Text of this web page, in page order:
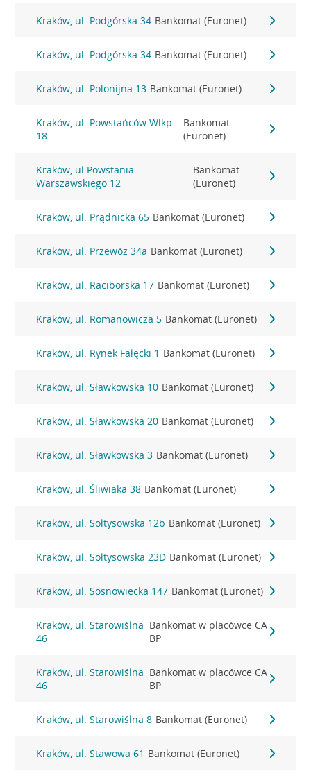
Kraków, ul. Podgórska 34 Bankomat (Euronet)
Kraków, ul. Podgórska 34 Bankomat (Euronet)
Kraków, ul. Polonijna 13 Bankomat (Euronet)
Kraków, ul. Powstańców Wlkp.
18
Bankomat
(Euronet)
Kraków, ul.Powstania
Warszawskiego 12
Bankomat
(Euronet)
Kraków, ul. Prądnicka 65 Bankomat (Euronet)
Kraków, ul. Przewóz 34a Bankomat (Euronet)
Kraków, ul. Raciborska 17 Bankomat (Euronet)
Kraków, ul. Romanowicza 5 Bankomat (Euronet)
Kraków, ul. Rynek Fałęcki 1 Bankomat (Euronet)
Kraków, ul. Sławkowska 10 Bankomat (Euronet)
Kraków, ul. Sławkowska 20 Bankomat (Euronet)
Kraków, ul. Sławkowska 3 Bankomat (Euronet)
Kraków, ul. Śliwiaka 38 Bankomat (Euronet)
Kraków, ul. Sołtysowska 12b Bankomat (Euronet)
Kraków, ul. Sołtysowska 23D Bankomat (Euronet)
Kraków, ul. Sosnowiecka 147 Bankomat (Euronet)
Kraków, ul. Starowiślna
46
Bankomat w placówce CA
BP
Kraków, ul. Starowiślna
46
Bankomat w placówce CA
BP
Kraków, ul. Starowiślna 8 Bankomat (Euronet)
Kraków, ul. Stawowa 61 Bankomat (Euronet)